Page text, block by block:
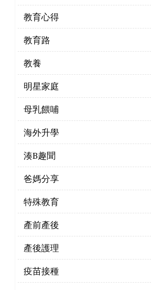
教育心得
教育路
教養
明星家庭
母乳餵哺
海外升學
湊B趣聞
爸媽分享
特殊教育
產前產後
產後護理
疫苗接種